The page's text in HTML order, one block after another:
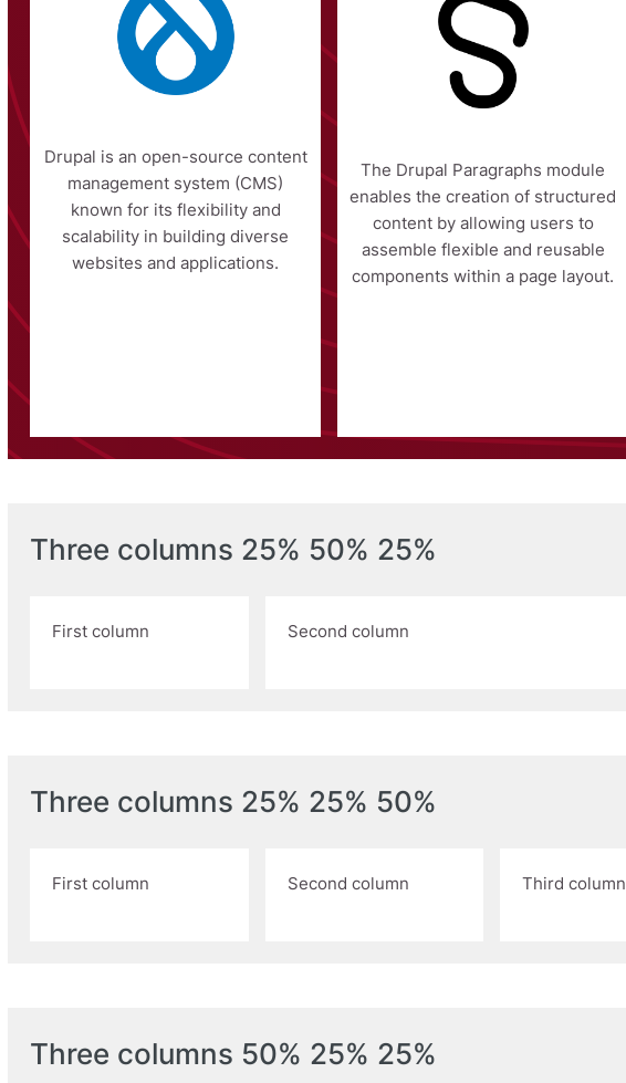
Drupal is an open-source content
management system (CMS)
known for its flexibility and
scalability in building diverse
websites and applications.
The Drupal Paragraphs module
enables the creation of structured
content by allowing users to
assemble flexible and reusable
components within a page layout.
Three columns 25% 50% 25%
First column Second column
Three columns 25% 25% 50%
First column Second column Third column
Three columns 50% 25% 25%